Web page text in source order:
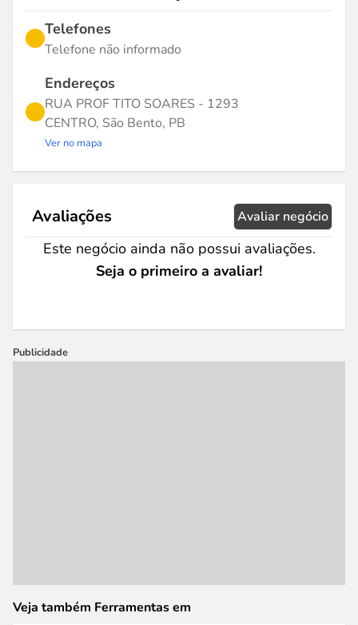
Telefones
Telefone não informado
Endereços
RUA PROF TITO SOARES - 1293
CENTRO, São Bento, PB
Ver no mapa
Avaliações Avaliar negócio
Este negócio ainda não possui avaliações.
Seja o primeiro a avaliar!
Publicidade
Veja também Ferramentas em